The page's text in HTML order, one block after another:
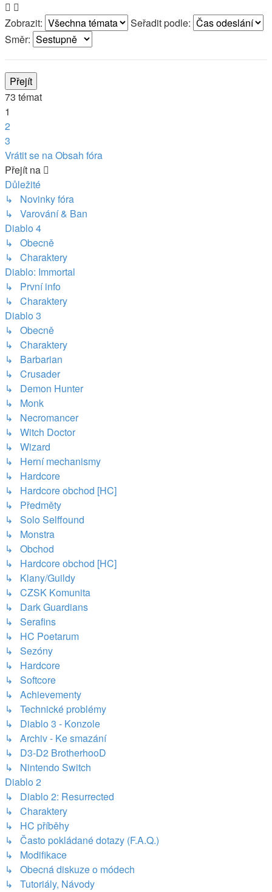
Zobrazit:
Seřadit podle:
Směr:
73 témat
1
2
3
Další
Vrátit se na Obsah fóra
Přejít na
Důležité
↳ Novinky fóra
↳ Varování & Ban
Diablo 4
↳ Obecně
↳ Charaktery
Diablo: Immortal
↳ První info
↳ Charaktery
Diablo 3
↳ Obecně
↳ Charaktery
↳ Barbarian
↳ Crusader
↳ Demon Hunter
↳ Monk
↳ Necromancer
↳ Witch Doctor
↳ Wizard
↳ Herní mechanismy
↳ Hardcore
↳ Hardcore obchod [HC]
↳ Předměty
↳ Solo Selffound
↳ Monstra
↳ Obchod
↳ Hardcore obchod [HC]
↳ Klany/Guildy
↳ CZSK Komunita
↳ Dark Guardians
↳ Serafins
↳ HC Poetarum
↳ Sezóny
↳ Hardcore
↳ Softcore
↳ Achievementy
↳ Technické problémy
↳ Diablo 3 - Konzole
↳ Archiv - Ke smazání
↳ D3-D2 BrotherhooD
↳ Nintendo Switch
Diablo 2
↳ Diablo 2: Resurrected
↳ Charaktery
↳ HC příběhy
↳ Často pokládané dotazy (F.A.Q.)
↳ Modifikace
↳ Obecná diskuze o módech
↳ Tutoriály, Návody